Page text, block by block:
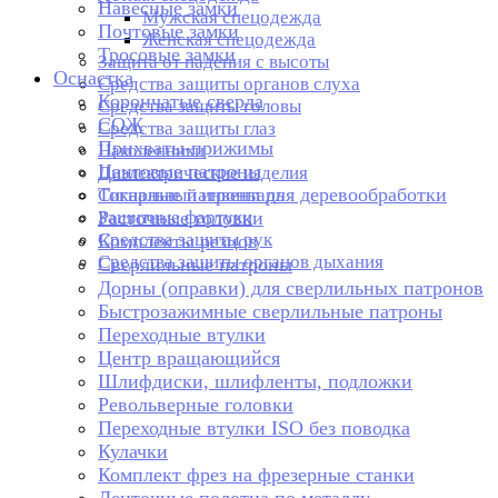
Мужская спецодежда
Женская спецодежда
Защита от падения с высоты
Средства защиты органов слуха
Средства защиты головы
Средства защиты глаз
Наколенники
Диэлектрические изделия
Сигнальный инвентарь
Защитные фартуки
Средства защиты рук
Средства защиты органов дыхания
Навесные замки
Почтовые замки
Тросовые замки
Оснастка
Корончатые сверла
СОЖ
Прихваты-прижимы
Цанговые патроны
Токарные патроны для деревообработки
Расточные головки
Комплекты резцов
Сверлильные патроны
Дорны (оправки) для сверлильных патронов
Быстрозажимные сверлильные патроны
Переходные втулки
Центр вращающийся
Шлифдиски, шлифленты, подложки
Револьверные головки
Переходные втулки ISO без поводка
Кулачки
Комплект фрез на фрезерные станки